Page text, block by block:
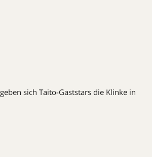
geben sich Taito-Gaststars die Klinke in